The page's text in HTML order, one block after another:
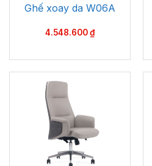
Ghế xoay da W06A
4.548.600₫